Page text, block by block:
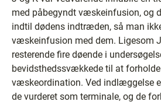
med påbegyndt væskeinfusion, og
indtil dødens indtræden, så man
væskeinfusion med dem. Ligesom
resterende fire døende i
bevidsthedssvækkede til at
væskeordination. Ved indlæggelse
de vurderet som terminale, og de